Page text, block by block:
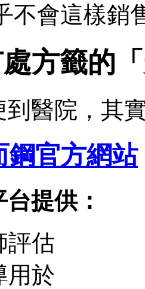
不會這樣銷
處方籤的
到醫院，其
鋼官方網站
提供：
評估
用於